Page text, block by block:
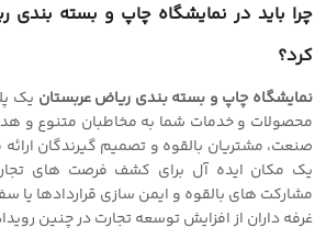
چرا باید در نمایشگاه چاپ و بسته
کرد؟
نمایشگاه چاپ و بسته بندی ریاض عربستان یک
محصولات و خدمات شما به مخاطبان متنوع و
صنعت، مشتریان بالقوه و تصمیم گیرندگان
یک مکان ایده آل برای کشف فرصت های
مشارکت های بالقوه و ایمن سازی قراردادها یا
غرفه داران از افزایش توسعه تجارت در چنین